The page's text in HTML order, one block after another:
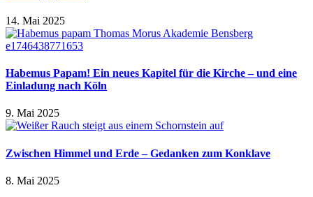
14. Mai 2025
Habemus Papam! Ein neues Kapitel für die Kirche – und eine
Einladung nach Köln
9. Mai 2025
Zwischen Himmel und Erde – Gedanken zum Konklave
8. Mai 2025